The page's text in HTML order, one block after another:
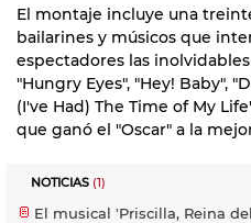
El montaje incluye una
bailarines y músicos que
espectadores las
"Hungry Eyes", "Hey! Baby",
(I've Had) The Time of My
que ganó el "Oscar" a la
NOTICIAS (1)
El musical 'Priscilla, Reina del